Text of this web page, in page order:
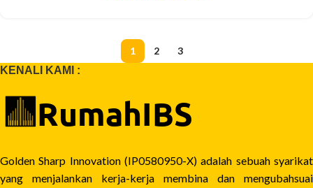
1 2
3
KENALI KAMI :
Golden Sharp Innovation (IP0580950-X) adalah sebuah syarikat
yang menjalankan kerja-kerja membina dan mengubahsuai